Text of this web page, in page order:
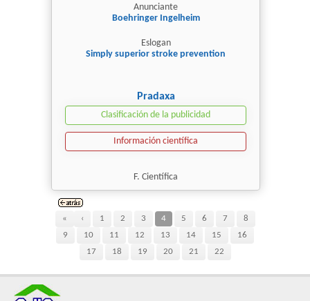
Anunciante
Boehringer Ingelheim
Eslogan
Simply superior stroke prevention
Pradaxa
Clasificación de la publicidad
Información científica
F. Científica
« ‹ 1 2 3 4 5 6 7
8
9
10 11 12 13 14 15
16
17
18 19 20 21 22